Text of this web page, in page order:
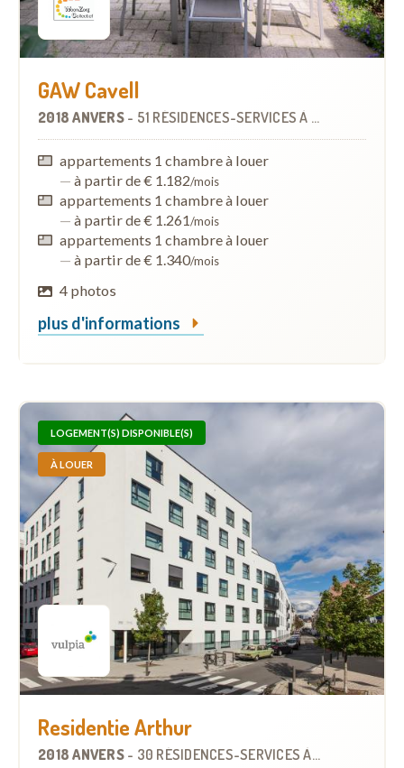
GAW Cavell
2018 ANVERS - 51 RÉSIDENCES-SERVICESÀ 2.9 KM
appartements 1 chambre à louer
— à partir de € 1.182/mois
appartements 1 chambre à louer
— à partir de € 1.261/mois
appartements 1 chambre à louer
— à partir de € 1.340/mois
4 photos
plus d'informations
LOGEMENT(S) DISPONIBLE(S)
À LOUER
Residentie Arthur
2018 ANVERS - 30 RÉSIDENCES-SERVICESÀ3.0 KM